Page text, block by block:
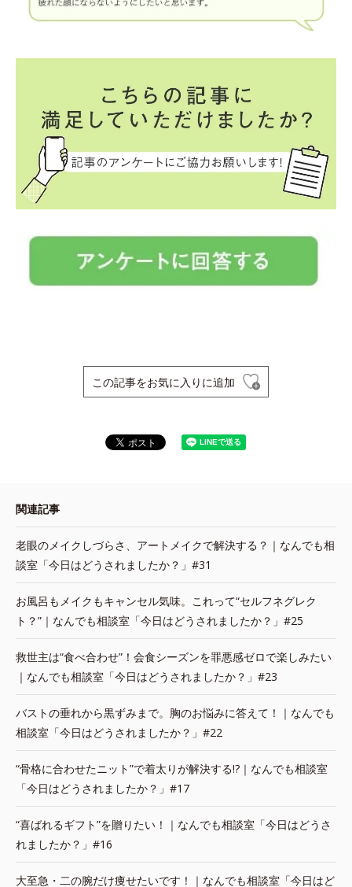
この記事をお気に入りに追加
関連記事
老眼のメイクしづらさ、アートメイクで解決する？｜なんでも相
談室「今日はどうされましたか？」#31
お風呂もメイクもキャンセル気味。これって“セルフネグレク
ト？”｜なんでも相談室「今日はどうされましたか？」#25
救世主は“食べ合わせ”！会食シーズンを罪悪感ゼロで楽しみたい
｜なんでも相談室「今日はどうされましたか？」#23
バストの垂れから黒ずみまで。胸のお悩みに答えて！｜なんでも
相談室「今日はどうされましたか？」#22
“骨格に合わせたニット”で着太りが解決する!?｜なんでも相談室
「今日はどうされましたか？」#17
“喜ばれるギフト”を贈りたい！｜なんでも相談室「今日はどうさ
れましたか？」#16
大至急・二の腕だけ痩せたいです！｜なんでも相談室「今日はど